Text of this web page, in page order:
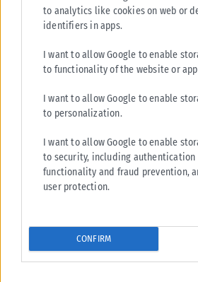
to analytics like cookies on web or
identifiers in apps.
I want to allow Google to enable
to functionality of the website or
I want to allow Google to enable
to personalization.
I want to allow Google to enable
to security, including authentication
functionality and fraud prevention,
user protection.
CONFIRM
Το οικονομικό πρόγραμμα της ΕΛ.Α.Σ. θα
κόμματος, Αλέξης Τσίπρας, στις 2
ΑΝΑΡΤΉΘΗΚΕ ΑΠΌKARFITSANEWS 08/08/2026